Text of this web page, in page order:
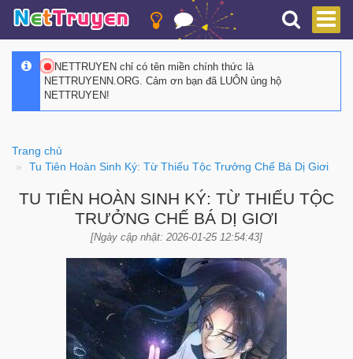
NETTRUYEN chỉ có tên miền chính thức là
NETTRUYENN.ORG. Cảm ơn bạn đã LUÔN ủng hộ
NETTRUYEN!
Trang chủ
Tu Tiên Hoàn Sinh Ký: Từ Thiếu Tộc Trưởng Chế Bá Dị Giơi
TU TIÊN HOÀN SINH KÝ: TỪ THIẾU TỘC
TRƯỞNG CHẾ BÁ DỊ GIƠI
[Ngày cập nhật: 2026-01-25 12:54:43]